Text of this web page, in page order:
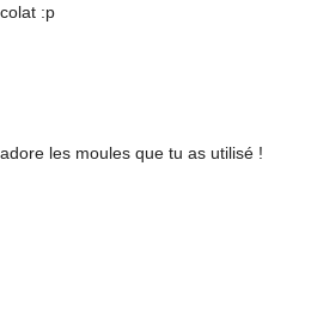
:p
les moules que tu as utilisé !